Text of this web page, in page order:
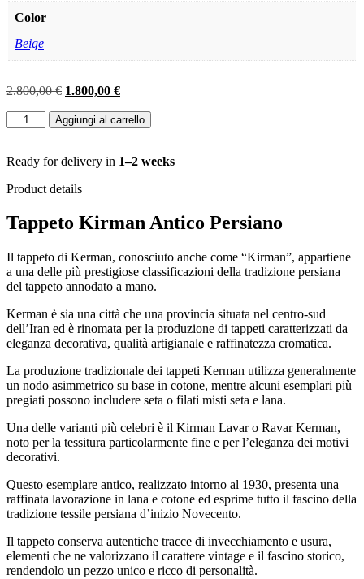
Color
Beige
2.800,00€ Il
originale
1.800,00 €Il
attuale
TAPPETO
KIRMAN
IMPERIALE
CM
Aggiungi al carrello
Ready for delivery in 1–2 weeks
Product details
Tappeto Kirman Antico Persiano
Il tappeto di Kerman, conosciuto anche come “Kirman”, appartiene
a una delle più prestigiose classificazioni della tradizione persiana
del tappeto annodato a mano.
Kerman è sia una città che una provincia situata nel centro-sud
dell’Iran ed è rinomata per la produzione di tappeti caratterizzati da
eleganza decorativa, qualità artigianale e raffinatezza cromatica.
La produzione tradizionale dei tappeti Kerman utilizza generalmente
un nodo asimmetrico su base in cotone, mentre alcuni esemplari più
pregiati possono includere seta o filati misti seta e lana.
Una delle varianti più celebri è il Kirman Lavar o Ravar Kerman,
noto per la tessitura particolarmente fine e per l’eleganza dei motivi
decorativi.
Questo esemplare antico, realizzato intorno al 1930, presenta una
raffinata lavorazione in lana e cotone ed esprime tutto il fascino della
tradizione tessile persiana d’inizio Novecento.
Il tappeto conserva autentiche tracce di invecchiamento e usura,
elementi che ne valorizzano il carattere vintage e il fascino storico,
rendendolo un pezzo unico e ricco di personalità.